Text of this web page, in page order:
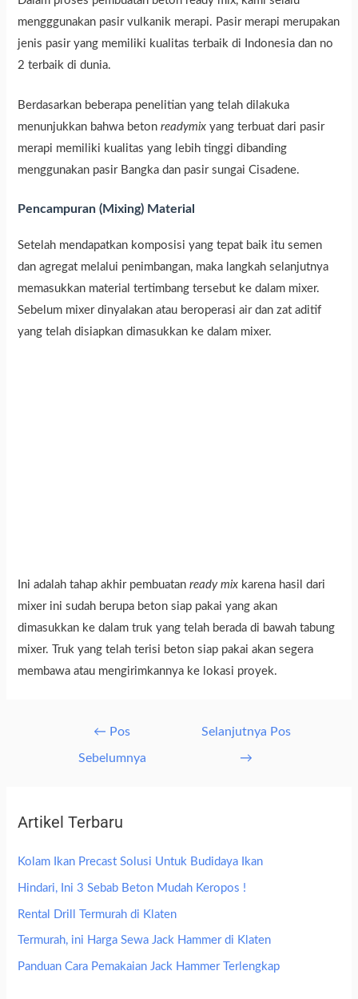
mengggunakan pasir vulkanik merapi. Pasir merapi merupakan
jenis pasir yang memiliki kualitas terbaik di Indonesia dan no
2 terbaik di dunia.
Berdasarkan beberapa penelitian yang telah dilakuka
menunjukkan bahwa betonreadymix yang terbuat dari pasir
merapi memiliki kualitas yang lebih tinggi dibanding
menggunakan pasir Bangka dan pasir sungai Cisadene.
Pencampuran (Mixing) Material
Setelah mendapatkan komposisi yang tepat baik itu semen
dan agregat melalui penimbangan, maka langkah selanjutnya
memasukkan material tertimbang tersebut ke dalam mixer.
Sebelum mixer dinyalakan atau beroperasi air dan zat aditif
yang telah disiapkan dimasukkan ke dalam mixer.
Ini adalah tahap akhir pembuatanready mix karena hasil dari
mixer ini sudah berupa beton siap pakai yang akan
dimasukkan ke dalam truk yang telah berada di bawah tabung
mixer. Truk yang telah terisi beton siap pakai akan segera
membawa atau mengirimkannya ke lokasi proyek.
← Pos
Sebelumnya
Selanjutnya Pos
→
Artikel Terbaru
Kolam Ikan Precast Solusi Untuk Budidaya Ikan
Hindari, Ini 3 Sebab Beton Mudah Keropos !
Rental Drill Termurah di Klaten
Termurah, ini Harga Sewa Jack Hammer di Klaten
Panduan Cara Pemakaian Jack Hammer Terlengkap